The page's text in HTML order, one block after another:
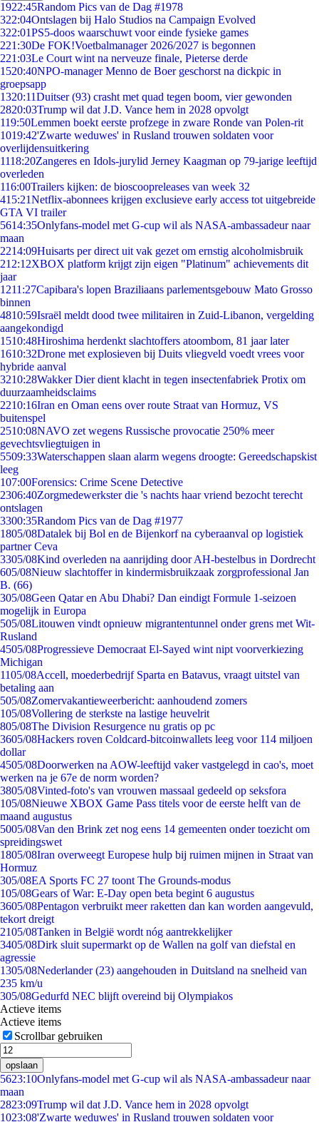
1922:45Random Pics van de Dag #1978
322:04Ontslagen bij Halo Studios na Campaign Evolved
322:01PS5-doos waarschuwt voor einde fysieke games
221:30De FOK!Voetbalmanager 2026/2027 is begonnen
221:03Le Court wint na nerveuze finale, Pieterse derde
1520:40NPO-manager Menno de Boer geschorst na dickpic in
groepsapp
1320:11Duitser (93) crasht met quad tegen boom, vier gewonden
2820:03Trump wil dat J.D. Vance hem in 2028 opvolgt
119:50Lemmen boekt eerste profzege in zware Ronde van Polen-rit
1019:42'Zwarte weduwes' in Rusland trouwen soldaten voor
overlijdensuitkering
1118:20Zangeres en Idols-jurylid Jerney Kaagman op 79-jarige leeftijd
overleden
116:00Trailers kijken: de bioscoopreleases van week 32
415:21Netflix-abonnees krijgen exclusieve early access tot uitgebreide
GTA VI trailer
5614:35Onlyfans-model met G-cup wil als NASA-ambassadeur naar
maan
2214:09Huisarts per direct uit vak gezet om ernstig alcoholmisbruik
212:12XBOX platform krijgt zijn eigen "Platinum" achievements dit
jaar
1211:27Capibara's lopen Braziliaans parlementsgebouw Mato Grosso
binnen
4810:59Israël meldt dood twee militairen in Zuid-Libanon, vergelding
aangekondigd
1510:48Hiroshima herdenkt slachtoffers atoombom, 81 jaar later
1610:32Drone met explosieven bij Duits vliegveld voedt vrees voor
hybride aanval
3210:28Wakker Dier dient klacht in tegen insectenfabriek Protix om
duurzaamheidsclaims
2210:16Iran en Oman eens over route Straat van Hormuz, VS
buitenspel
2510:08NAVO zet wegens Russische provocatie 250% meer
gevechtsvliegtuigen in
5509:33Waterschappen slaan alarm wegens droogte: Gereedschapskist
leeg
107:00Forensics: Crime Scene Detective
2306:40Zorgmedewerkster die 's nachts haar vriend bezocht terecht
ontslagen
3300:35Random Pics van de Dag #1977
1805/08Datalek bij Bol en de Bijenkorf na cyberaanval op logistiek
partner Ceva
3305/08Kind overleden na aanrijding door AH-bestelbus in Dordrecht
605/08Nieuw slachtoffer in kindermisbruikzaak zorgprofessional Jan
B. (66)
305/08Geen Qatar en Abu Dhabi? Dan eindigt Formule 1-seizoen
mogelijk in Europa
505/08Litouwen vindt opnieuw migrantentunnel onder grens met Wit-
Rusland
4505/08Progressieve Democraat El-Sayed wint nipt voorverkiezing
Michigan
1105/08Accell, moederbedrijf Sparta en Batavus, vraagt uitstel van
betaling aan
505/08Zomervakantieweerbericht: aanhoudend zomers
105/08Vollering de sterkste na lastige heuvelrit
805/08The Division Resurgence nu gratis op pc
3605/08Hackers roven Coldcard-bitcoinwallets leeg voor 114 miljoen
dollar
4505/08Doorwerken na AOW-leeftijd vaker vastgelegd in cao's, moet
werken na je 67e de norm worden?
3805/08Vinted-foto's van vrouwen massaal gedeeld op seksfora
105/08Nieuwe XBOX Game Pass titels voor de eerste helft van de
maand augustus
5005/08Van den Brink zet nog eens 14 gemeenten onder toezicht om
spreidingswet
1805/08Iran overweegt Europese hulp bij ruimen mijnen in Straat van
Hormuz
305/08EA Sports FC 27 toont The Grounds-modus
105/08Gears of War: E-Day open beta begint 6 augustus
3605/08Pentagon verbruikt meer raketten dan kan worden aangevuld,
tekort dreigt
2105/08Tanken in België wordt nóg aantrekkelijker
3405/08Dirk sluit supermarkt op de Wallen na golf van diefstal en
agressie
1305/08Nederlander (23) aangehouden in Duitsland na snelheid van
235 km/u
305/08Gedurfd NEC blijft overeind bij Olympiakos
Actieve items
Actieve items
Scrollbar gebruiken
opslaan
5623:10Onlyfans-model met G-cup wil als NASA-ambassadeur naar
maan
2823:09Trump wil dat J.D. Vance hem in 2028 opvolgt
1023:08'Zwarte weduwes' in Rusland trouwen soldaten voor